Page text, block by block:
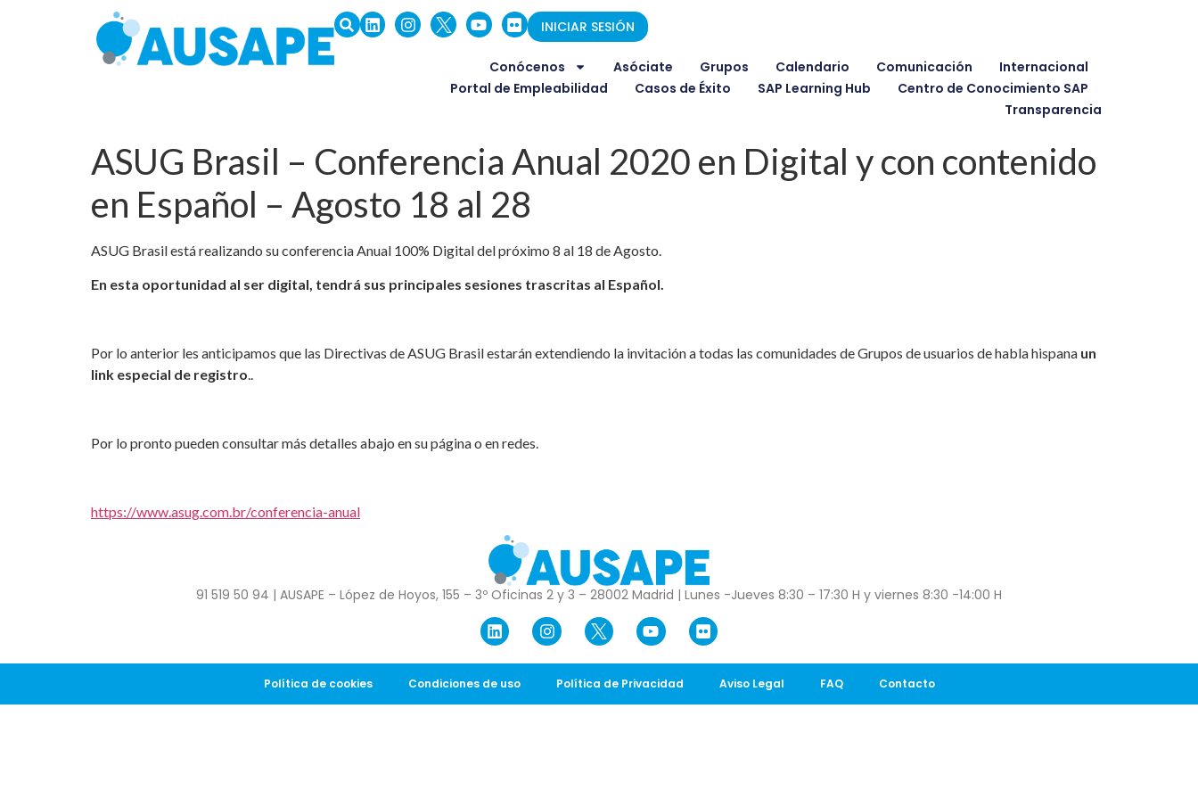
INICIAR SESIÓN
Conócenos Asóciate Grupos Calendario Comunicación
Internacional
Portal de Empleabilidad
Casos de Éxito SAP Learning Hub
Centro de Conocimiento SAP
Transparencia
ASUG Brasil – Conferencia Anual 2020 en Digital y con contenido
en Español – Agosto 18 al 28
ASUG Brasil está realizando su conferencia Anual 100% Digital del próximo 8 al 18 de Agosto.
En esta oportunidad al ser digital, tendrá sus principales sesiones trascritas al Español.
Por lo anterior les anticipamos que las Directivas de ASUG Brasil estarán extendiendo la invitación a todas las comunidades de Grupos de usuarios de habla hispana un
link especial de registro..
Por lo pronto pueden consultar más detalles abajo en su página o en redes.
https://www.asug.com.br/conferencia-anual
91 519 50 94 | AUSAPE – López de Hoyos, 155 – 3º Oficinas 2 y 3 – 28002 Madrid | Lunes -Jueves 8:30 – 17:30 H y viernes 8:30 -14:00 H
Política de cookies Condiciones de uso Política de Privacidad Aviso Legal FAQ Contacto